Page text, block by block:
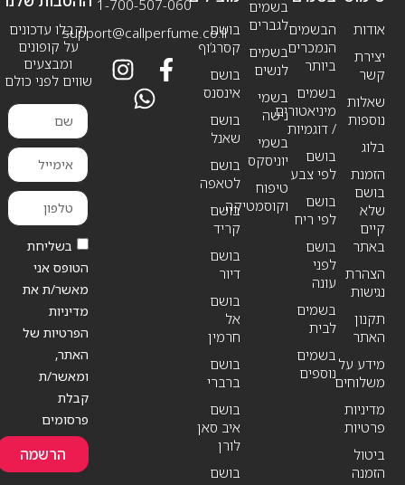
אודות
יצירת
קשר
שאלות
נוספות
בלוג
הזמנת
בושם
שלא
קיים
באתר
הצהרת
נגישות
תקנון
האתר
מידע על
משלוחים
מדיניות
פרטיות
ביטול
הזמנה
בשמים
לגברים
בשמים
לנשים
בשמי
נישה
בשמי
יוניסקס
טיפוח
וקוסמטיקה
הבשמים
הנמכרים
ביותר
בשמים
מיניאטורים
/ דוגמיות
בושם
לפי צבע
בושם
לפי ריח
בושם
לפני
עונה
בשמים
לבית
בשמים
נוספים
בושם
קסרג’וף
בושם
אינסנס
בושם
שאנל
בושם
לטאפה
בושם
קריד
בושם
דיור
בושם
אל
חרמין
בושם
ברברי
בושם
איב סאן
לורן
בושם
1-700-507-060
support@callperfume.co.ilוקבלו עדכונים
על קופונים
ומבצעים
שווים לפני כולם
בשליחת
הטופס אני
מאשר/ת את
מדיניות
הפרטיות של
האתר,
ומאשר/ת
קבלת
פרסומים
הרשמה